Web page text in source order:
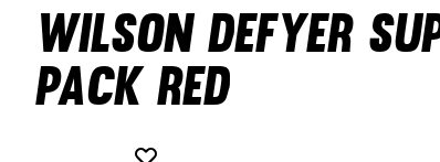
Wilson Defyer
Pack Red